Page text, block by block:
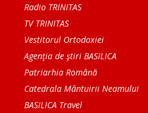
Radio TRINITAS
TV TRINITAS
Vestitorul Ortodoxiei
Agenţia de ştiri BASILICA
Patriarhia Română
Catedrala Mântuirii Neamului
BASILICA Travel